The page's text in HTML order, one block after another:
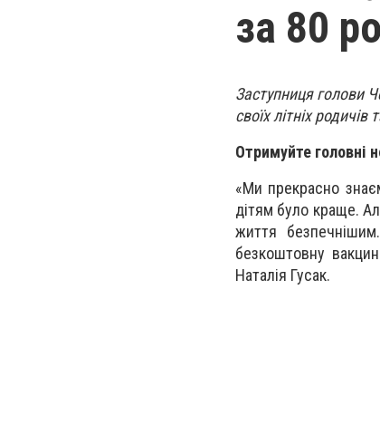
за 80
Заступниця голови
своїх літніх
Отримуйте головні
«Ми прекрасно
дітям було краще.
життя
безкоштовну
Наталія Гусак.